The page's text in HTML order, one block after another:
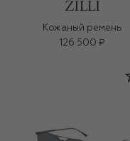
Кожаный ремень
126 500 ₽